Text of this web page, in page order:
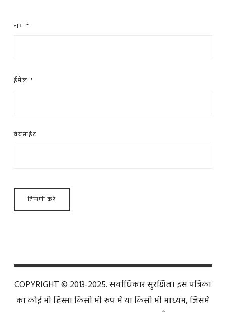
नाम *
ईमेल *
वेबसाईट
COPYRIGHT © 2013-2025. सर्वाधिकार सुरक्षित। इस पत्रिका
का कोई भी हिस्सा किसी भी रूप में या किसी भी माध्यम, जिसमें